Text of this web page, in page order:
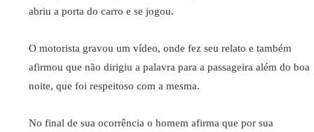
abriu a porta do carro e se jogou.
O motorista gravou um vídeo, onde fez seu relato e também
afirmou que não dirigiu a palavra para a passageira além do boa
noite, que foi respeitoso com a mesma.
No final de sua ocorrência o homem afirma que por sua